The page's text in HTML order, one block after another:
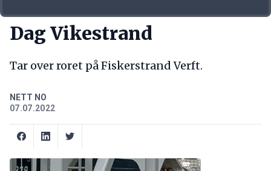
Dag Vikestrand
Tar over roret på Fiskerstrand Verft.
NETT NO
07.07.2022